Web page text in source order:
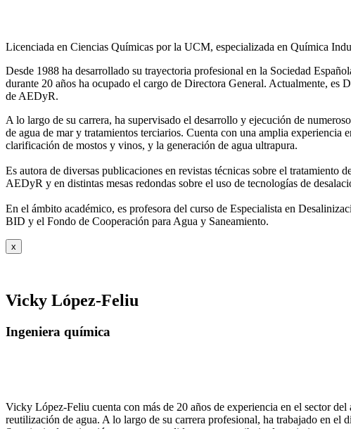
Licenciada en Ciencias Químicas por la UCM, especializada en Química
Desde 1988 ha desarrollado su trayectoria profesional en la Sociedad
durante 20 años ha ocupado el cargo de Directora General. Actualmente,
de AEDyR.
A lo largo de su carrera, ha supervisado el desarrollo y ejecución de
de agua de mar y tratamientos terciarios. Cuenta con una amplia experiencia
clarificación de mostos y vinos, y la generación de agua ultrapura.
Es autora de diversas publicaciones en revistas técnicas sobre el tratamiento
AEDyR y en distintas mesas redondas sobre el uso de tecnologías de
En el ámbito académico, es profesora del curso de Especialista en
BID y el Fondo de Cooperación para Agua y Saneamiento.
x
Vicky López-Feliu
Ingeniera química
Vicky López-Feliu cuenta con más de 20 años de experiencia en el sector
reutilización de agua. A lo largo de su carrera profesional, ha trabajado en el